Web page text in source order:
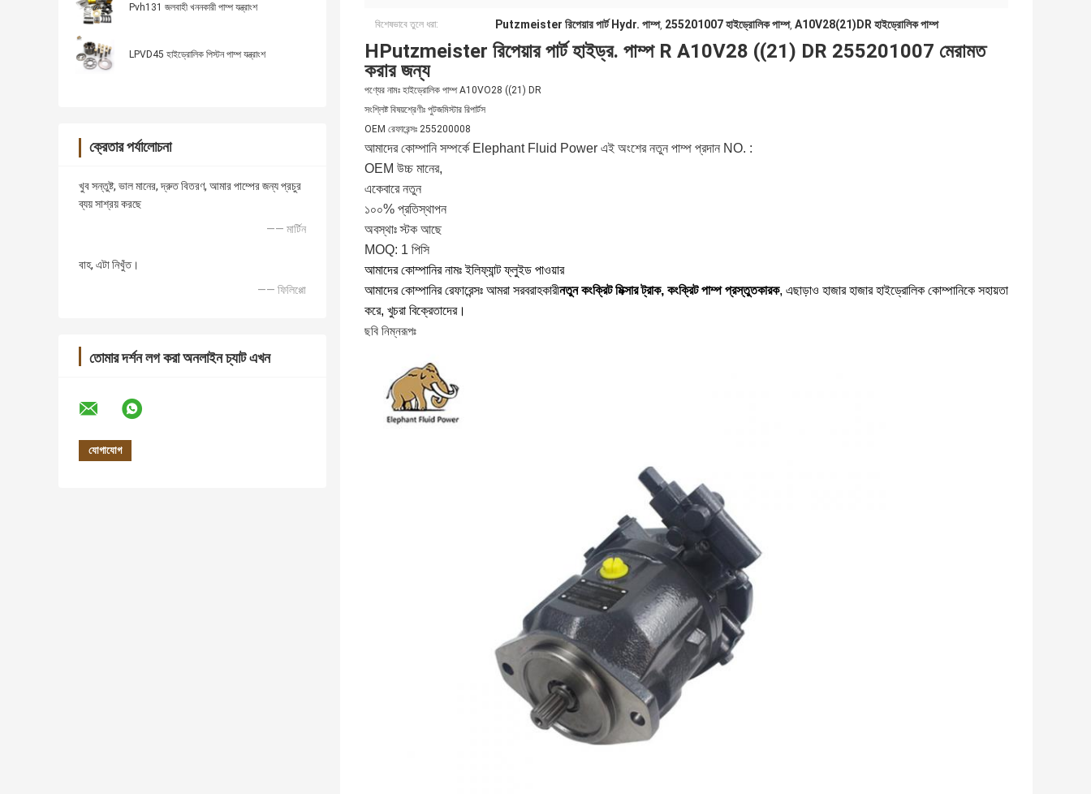
Pvh131 জলবাহী খননকারী পাম্প যন্ত্রাংশ
LPVD45 হাইড্রোলিক পিস্টন পাম্প যন্ত্রাংশ
ক্রেতার পর্যালোচনা
খুব সন্তুষ্ট, ভাল মানের, দ্রুত বিতরণ, আমার পাম্পের জন্য প্রচুর
ব্যয় সাশ্রয় করছে
—— মার্টিন
বাহ, এটা নিখুঁত।
—— ফিলিপ্পো
তোমার দর্শন লগ করা অনলাইন চ্যাট এখন
বিশেষভাবে তুলে ধরা: Putzmeister রিপেয়ার পার্ট Hydr. পাম্প, 255201007 হাইড্রোলিক পাম্প, A10V28(21)DR হাইড্রোলিক পাম্প
HPutzmeister রিপেয়ার পার্ট হাইড্র. পাম্প R A10V28 ((21) DR 255201007 মেরামত
করার জন্য
পণ্যের নামঃ হাইড্রোলিক পাম্প A10VO28 ((21) DR
সংশ্লিষ্ট বিষয়শ্রেণীঃ পুটজমিস্টার রিপার্টস
OEM রেফারেন্সঃ 255200008
আমাদের কোম্পানি সম্পর্কে Elephant Fluid Power এই অংশের নতুন পাম্প প্রদান NO. :
OEM উচ্চ মানের,
একেবারে নতুন
১০০% প্রতিস্থাপন
অবস্থাঃ স্টক আছে
MOQ: 1 পিসি
আমাদের কোম্পানির নামঃ ইলিফ্যান্ট ফ্লুইড পাওয়ার
আমাদের কোম্পানির রেফারেন্সঃ আমরা সরবরাহকারীনতুন কংক্রিট মিক্সার ট্রাক, কংক্রিট পাম্প প্রস্তুতকারক, এছাড়াও হাজার হাজার হাইড্রোলিক কোম্পানিকে সহায়তা
করে, খুচরা বিক্রেতাদের।
ছবি নিম্নরূপঃ